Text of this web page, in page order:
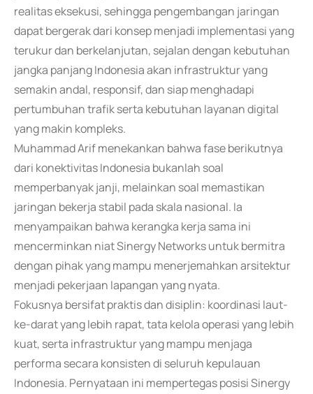
realitas eksekusi, sehingga pengembangan jaringan
dapat bergerak dari konsep menjadi implementasi yang
terukur dan berkelanjutan, sejalan dengan kebutuhan
jangka panjang Indonesia akan infrastruktur yang
semakin andal, responsif, dan siap menghadapi
pertumbuhan trafik serta kebutuhan layanan digital
yang makin kompleks.
Muhammad Arif menekankan bahwa fase berikutnya
dari konektivitas Indonesia bukanlah soal
memperbanyak janji, melainkan soal memastikan
jaringan bekerja stabil pada skala nasional. Ia
menyampaikan bahwa kerangka kerja sama ini
mencerminkan niat Sinergy Networks untuk bermitra
dengan pihak yang mampu menerjemahkan arsitektur
menjadi pekerjaan lapangan yang nyata.
Fokusnya bersifat praktis dan disiplin: koordinasi laut-
ke-darat yang lebih rapat, tata kelola operasi yang lebih
kuat, serta infrastruktur yang mampu menjaga
performa secara konsisten di seluruh kepulauan
Indonesia. Pernyataan ini mempertegas posisi Sinergy